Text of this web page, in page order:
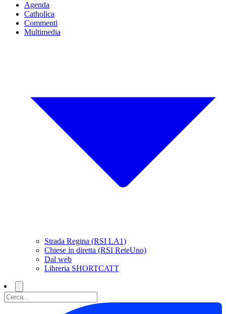
Agenda
Catholica
Commenti
Multimedia
Strada Regina (RSI LA1)
Chiese in diretta (RSI ReteUno)
Dal web
Libreria SHORTCATT